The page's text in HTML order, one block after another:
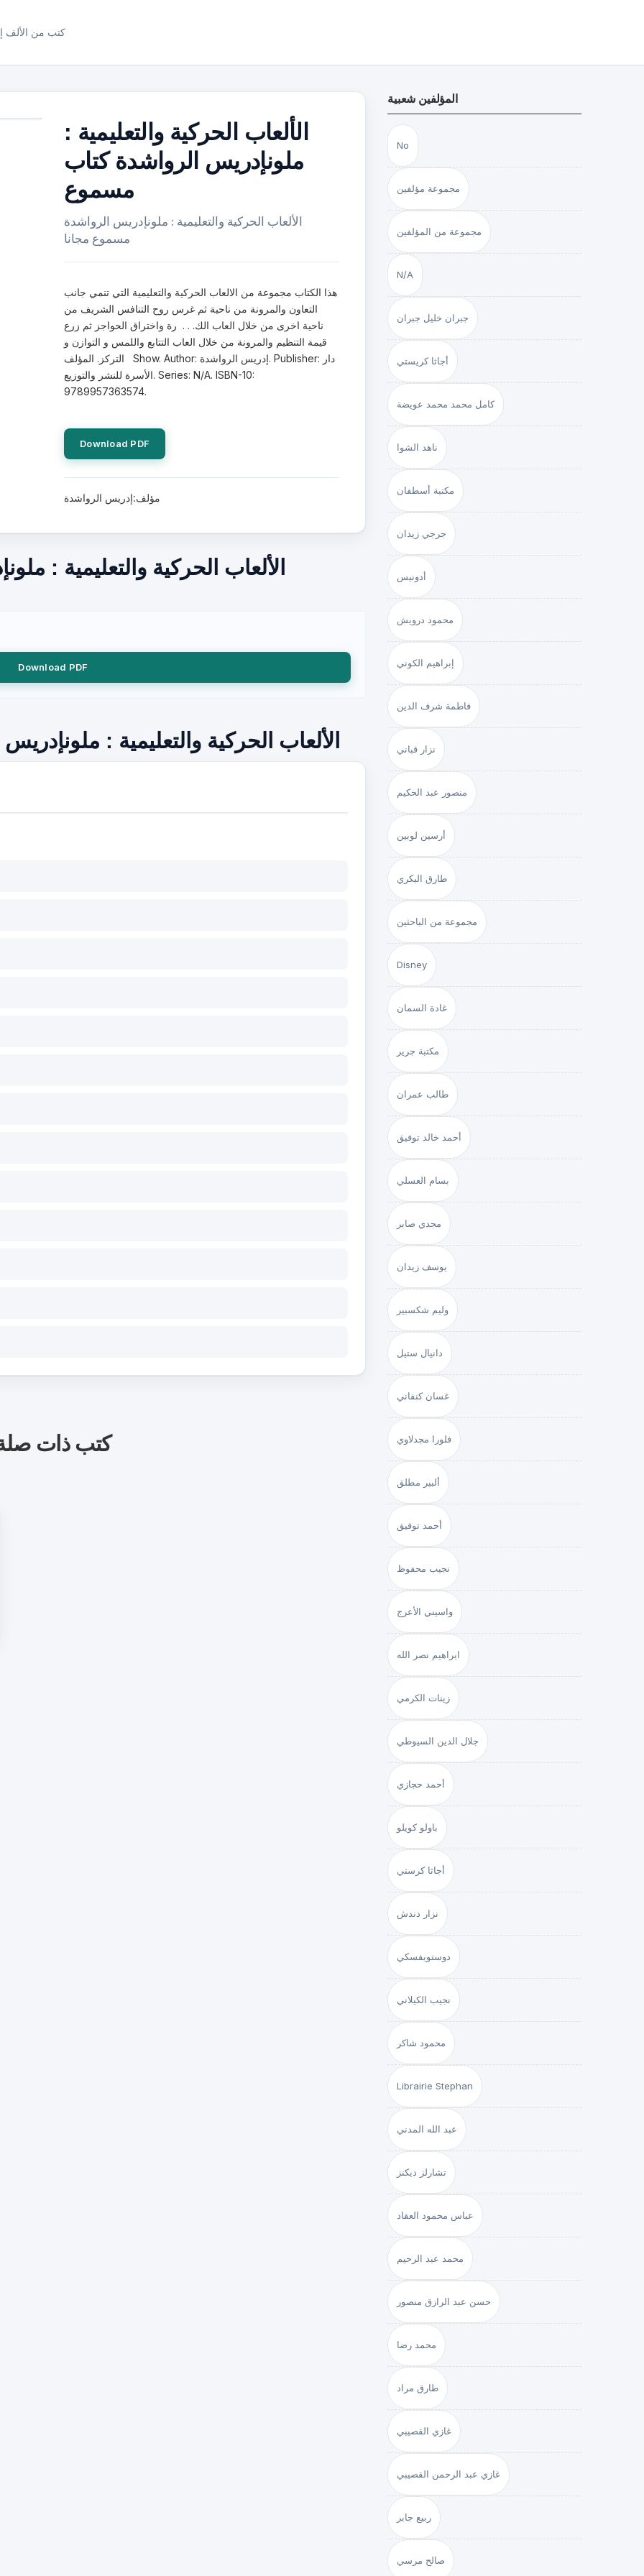
كتب من الألف
الألعاب الحركية والتعليمية :
ملونإدريس الرواشدة كتاب
مسموع
الألعاب الحركية والتعليمية : ملونإدريس الرواشدة
مسموع مجانا
هذا الكتاب مجموعة من الالعاب الحركية والتعليمية التي تنمي جانب
التعاون والمرونة من ناحية ثم غرس روح التنافس الشريف من
ناحية اخرى من خلال العاب الك. . . رة واختراق الحواجز ثم زرع
قيمة التنظيم والمرونة من خلال العاب التتابع واللمس و التوازن و
التركز. المؤلف Show. Author: إدريس الرواشدة. Publisher: دار
الأسرة للنشر والتوزيع. Series: N/A. ISBN-10:
9789957363574.
Download PDF
مؤلف:إدريس الرواشدة
الألعاب الحركية والتعليمية :
Download PDF
الألعاب الحركية والتعليمية :
كتب ذات
المؤلفين شعبية
No
مجموعة مؤلفين
مجموعة من المؤلفين
N/A
جبران خليل جبران
أجاثا كريستي
كامل محمد محمد عويضة
ناهد الشوا
مكتبة أسطفان
جرجي زيدان
أدونيس
محمود درويش
إبراهيم الكوني
فاطمة شرف الدين
نزار قباني
منصور عبد الحكيم
أرسين لوبين
طارق البكري
مجموعة من الباحثين
Disney
غادة السمان
مكتبة جرير
طالب عمران
أحمد خالد توفيق
بسام العسلي
مجدي صابر
يوسف زيدان
وليم شكسبير
دانيال ستيل
غسان كنفاني
فلورا مجدلاوي
ألبير مطلق
أحمد توفيق
نجيب محفوظ
واسيني الأعرج
ابراهيم نصر الله
زينات الكرمي
جلال الدين السيوطي
أحمد حجازي
باولو كويلو
أجاثا كرستي
نزار دندش
دوستويفسكي
نجيب الكيلاني
محمود شاكر
Librairie Stephan
عبد الله المدني
تشارلز ديكنز
عباس محمود العقاد
محمد عبد الرحيم
حسن عبد الرازق منصور
محمد رضا
طارق مراد
غازي القصيبي
غازي عبد الرحمن القصيبي
ربيع جابر
صالح مرسي